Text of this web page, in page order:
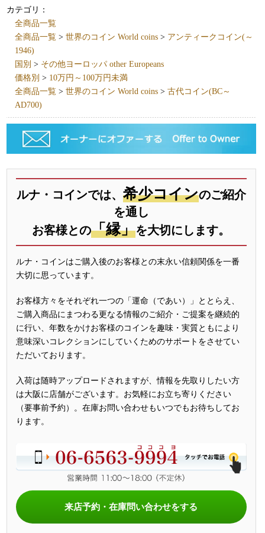
カテゴリ：
全商品一覧
全商品一覧 >世界のコイン World coins > アンティークコイン(～
1946)
国別 > その他ヨーロッパ other Europeans
価格別 > 10万円～100万円未満
全商品一覧 >世界のコイン World coins >古代コイン(BC～
AD700)
ルナ・コインでは、 希少コインのご紹介
を通し
お客様との「縁」を大切にします。
ルナ・コインはご購入後のお客様との末永い信頼関係を一番
大切に思っています。
お客様方々をそれぞれ一つの「運命（であい）」ととらえ、
ご購入商品にまつわる更なる情報のご紹介・ご提案を継続的
に行い、年数をかけお客様のコインを趣味・実質ともにより
意味深いコレクションにしていくためのサポートをさせてい
ただいております。
入荷は随時アップロードされますが、情報を先取りしたい方
は大阪に店舗がございます。お気軽にお立ち寄りください
（要事前予約）。在庫お問い合わせもいつでもお待ちしてお
ります。
来店予約・在庫問い合わせをする